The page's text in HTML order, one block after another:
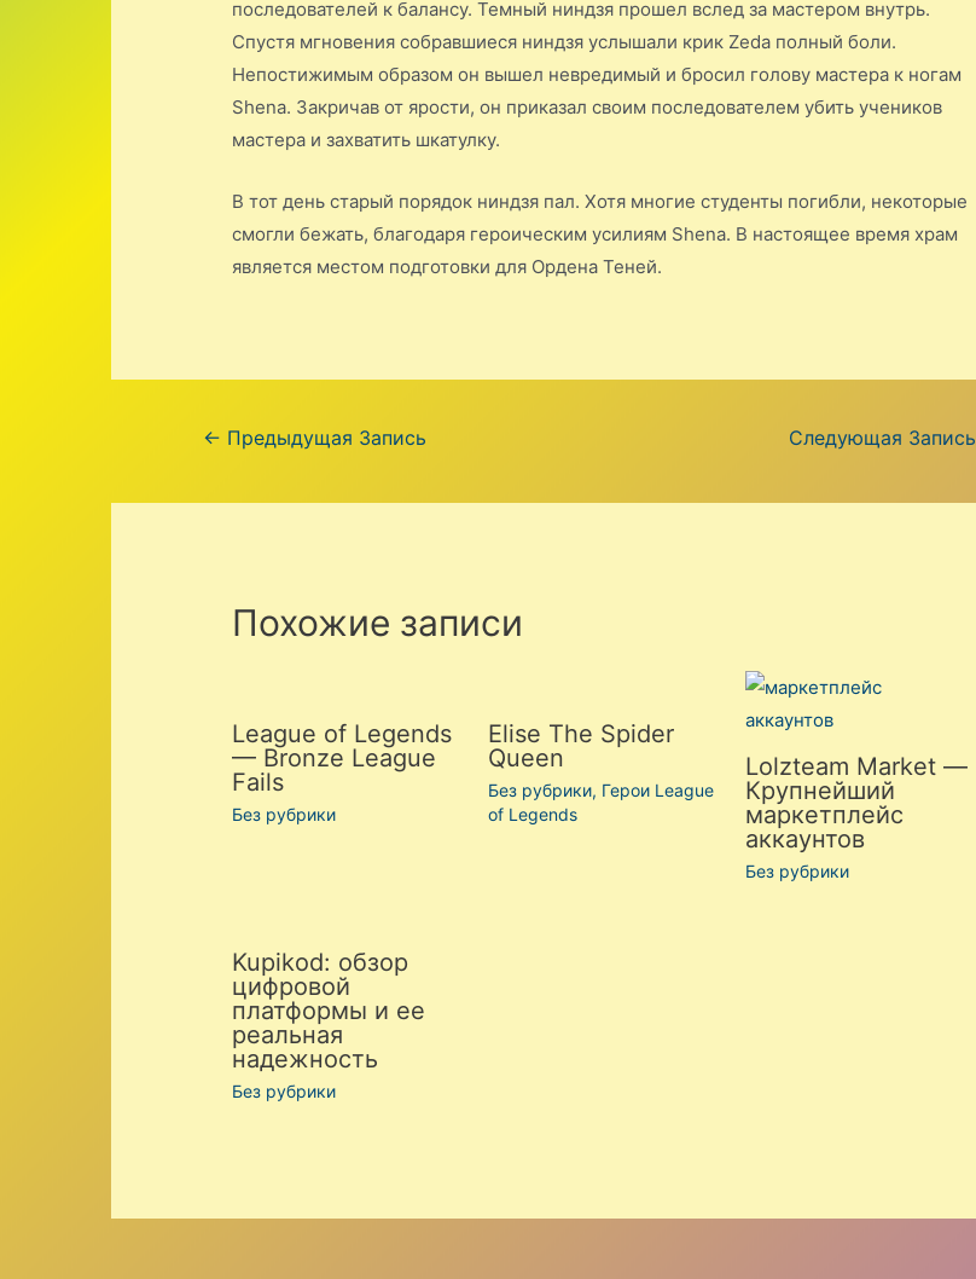
последователей к балансу. Темный ниндзя прошел вслед за мастером внутрь.
Спустя мгновения собравшиеся ниндзя услышали крик Zedа полный боли.
Непостижимым образом он вышел невредимый и бросил голову мастера к ногам
Shenа. Закричав от ярости, он приказал своим последователем убить учеников
мастера и захватить шкатулку.
В тот день старый порядок ниндзя пал. Хотя многие студенты погибли, некоторые
смогли бежать, благодаря героическим усилиям Shenа. В настоящее время храм
является местом подготовки для Ордена Теней.
Навигация
← Предыдущая Запись Следующая Запись
Похожие записи
League of Legends
— Bronze League
Fails
Без рубрики
Elise The Spider
Queen
Без рубрики, Герои League
of Legends
Lolzteam Market —
Крупнейший
маркетплейс
аккаунтов
Без рубрики
Kupikod: обзор
цифровой
платформы и ее
реальная
надежность
Без рубрики